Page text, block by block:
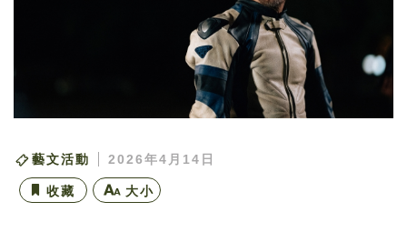
藝文活動 2026年4月14日
收藏 大小